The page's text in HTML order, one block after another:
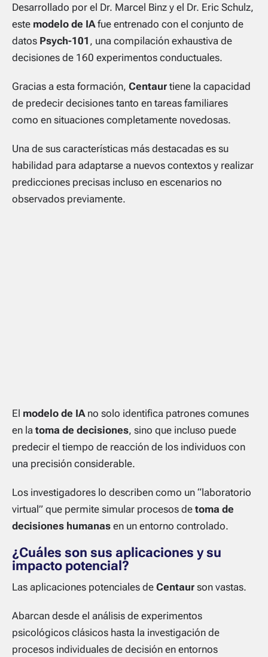
Desarrollado por el Dr. Marcel Binz y el Dr. Eric Schulz,
este modelo de IAfue entrenado con el conjunto de
datos Psych-101 , una compilación exhaustiva de
decisiones de 160 experimentos conductuales.
Gracias a esta formación, Centaur tiene la capacidad
de predecir decisiones tanto en tareas familiares
como en situaciones completamente novedosas.
Una de sus características más destacadas es su
habilidad para adaptarse a nuevos contextos y realizar
predicciones precisas incluso en escenarios no
observados previamente.
El modelo de IAno solo identifica patrones comunes
en la toma de decisiones, sino que incluso puede
predecir el tiempo de reacción de los individuos con
una precisión considerable.
Los investigadores lo describen como un “laboratorio
virtual” que permite simular procesos de toma de
decisiones humanas en un entorno controlado.
¿Cuáles son sus aplicaciones y su
impacto potencial?
Las aplicaciones potenciales de Centaur son vastas.
Abarcan desde el análisis de experimentos
psicológicos clásicos hasta la investigación de
procesos individuales de decisión en entornos